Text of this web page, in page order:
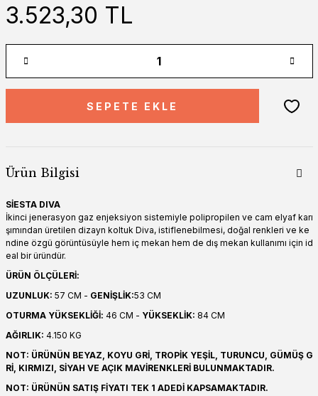
3.523,30 TL
SEPETE EKLE
Ürün Bilgisi
SİESTA DIVA
İkinci jenerasyon gaz enjeksiyon sistemiyle polipropilen ve cam elyaf karı
şımından üretilen dizayn koltuk Diva, istiflenebilmesi, doğal renkleri ve ke
ndine özgü görüntüsüyle hem iç mekan hem de dış mekan kullanımı için id
eal bir üründür.
ÜRÜN ÖLÇÜLERİ:
UZUNLUK: 57 CM - GENİŞLİK:53 CM
OTURMA YÜKSEKLİĞİ: 46 CM - YÜKSEKLİK: 84 CM
AĞIRLIK: 4.150 KG
NOT: ÜRÜNÜN BEYAZ, KOYU GRİ, TROPİK YEŞİL, TURUNCU, GÜMÜŞ G
Rİ, KIRMIZI, SİYAH VE AÇIK MAVİRENKLERİ BULUNMAKTADIR.
NOT: ÜRÜNÜN SATIŞ FİYATI TEK 1 ADEDİ KAPSAMAKTADIR.